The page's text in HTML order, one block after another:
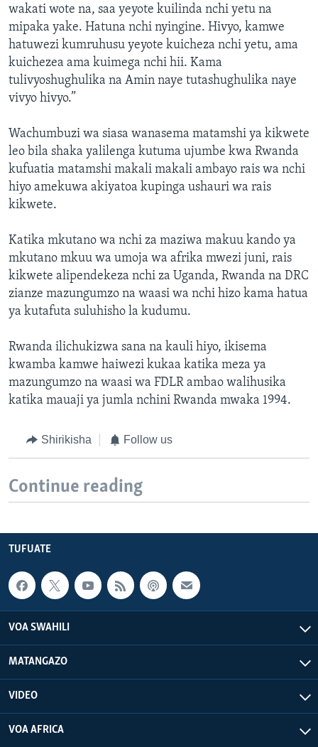
wakati wote na, saa yeyote kuilinda nchi yetu na
mipaka yake. Hatuna nchi nyingine. Hivyo, kamwe
hatuwezi kumruhusu yeyote kuicheza nchi yetu, ama
kuichezea ama kuimega nchi hii. Kama
tulivyoshughulika na Amin naye tutashughulika naye
vivyo hivyo.”
Wachumbuzi wa siasa wanasema matamshi ya kikwete
leo bila shaka yalilenga kutuma ujumbe kwa Rwanda
kufuatia matamshi makali makali ambayo rais wa nchi
hiyo amekuwa akiyatoa kupinga ushauri wa rais
kikwete.
Katika mkutano wa nchi za maziwa makuu kando ya
mkutano mkuu wa umoja wa afrika mwezi juni, rais
kikwete alipendekeza nchi za Uganda, Rwanda na DRC
zianze mazungumzo na waasi wa nchi hizo kama hatua
ya kutafuta suluhisho la kudumu.
Rwanda ilichukizwa sana na kauli hiyo, ikisema
kwamba kamwe haiwezi kukaa katika meza ya
mazungumzo na waasi wa FDLR ambao walihusika
katika mauaji ya jumla nchini Rwanda mwaka 1994.
Shirikisha Follow us
Continue reading
TUFUATE
VOA SWAHILI
MATANGAZO
VIDEO
VOA AFRICA